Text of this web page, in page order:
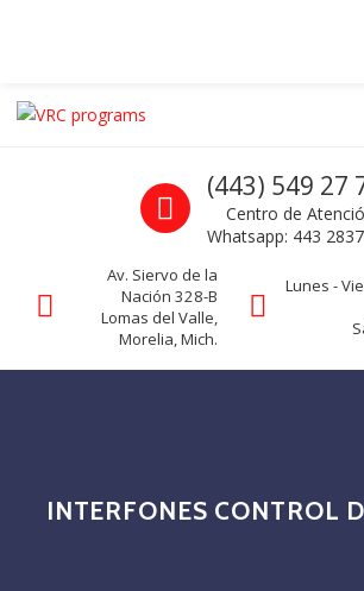
Skip to navigation
Skip to content
La seguridad de su empresa es nuestro negocio.
Call us
(443) 549 27
Centro de
Whatsapp: 443
Av. Siervo de la
Nación 328-B
Lomas del Valle,
Morelia, Mich.
Lunes -
INTERFONES CONTROL